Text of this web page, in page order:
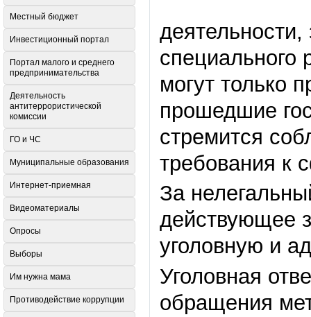
специального
могут только
прошедшие
стремится
требования к
За
действующее
уголовную и
Уголовная
обращения
Местный бюджет
Инвестиционный портал
Портал малого и среднего
предпринимательства
Деятельность
антитеррористической
комиссии
ГО и ЧС
Муниципальные образования
Интернет-приемная
Видеоматериалы
Опросы
Выборы
Им нужна мама
Противодействие коррупции